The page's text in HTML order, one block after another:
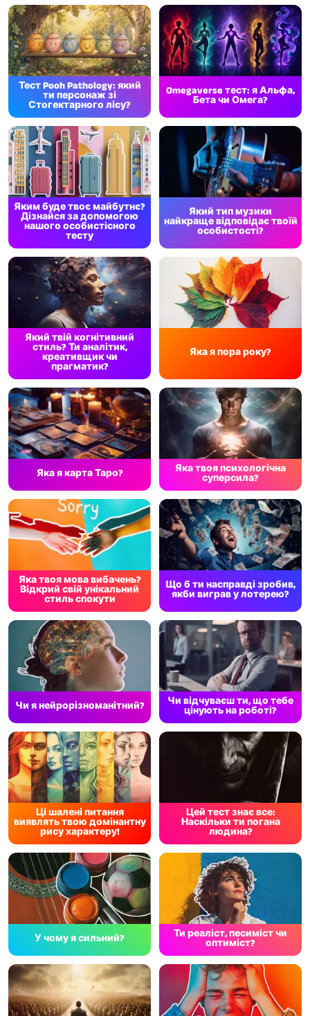
Тест Pooh Pathology: який
ти персонаж зі
Стогектарного лісу?
Omegaverse тест: я Альфа,
Бета чи Омега?
Яким буде твоє майбутнє?
Дізнайся за допомогою
нашого особистісного
тесту
Який тип музики
найкраще відповідає твоїй
особистості?
Який твій когнітивний
стиль? Ти аналітик,
креативщик чи
прагматик?
Яка я пора року?
Яка я карта Таро?
Яка твоя психологічна
суперсила?
Яка твоя мова вибачень?
Відкрий свій унікальний
стиль спокути
Що б ти насправді зробив,
якби виграв у лотерею?
Чи я нейрорізноманітний?
Чи відчуваєш ти, що тебе
цінують на роботі?
Ці шалені питання
виявлять твою домінантну
рису характеру!
Цей тест знає все:
Наскільки ти погана
людина?
У чому я сильний?
Ти реаліст, песиміст чи
оптиміст?